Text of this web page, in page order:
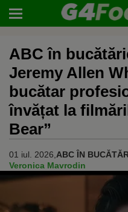
ABC în
Jeremy Allen
bucătar
învățat la
Bear”
01 iul. 2026, ABC ÎN
Veronica Mavrodin